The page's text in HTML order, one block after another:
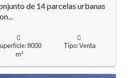
de 14 parcelas urbanas
8000
m²
Tipo: Venta